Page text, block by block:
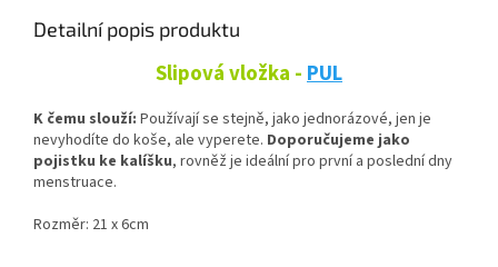
Detailní popis produktu
Slipová vložka - PUL
K čemu slouží: Používají se stejně, jako jednorázové, jen je
nevyhodíte do koše, ale vyperete. Doporučujeme jako
pojistku ke kalíšku, rovněž je ideální pro první a poslední dny
menstruace.
Rozměr: 21 x 6cm